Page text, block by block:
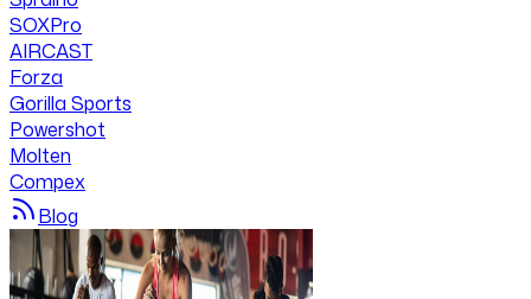
SOXPro
AIRCAST
Forza
Gorilla Sports
Powershot
Molten
Compex
Blog